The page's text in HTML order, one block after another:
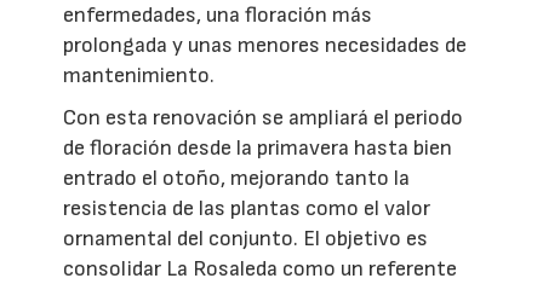
enfermedades, una floración más
prolongada y unas menores necesidades de
mantenimiento.
Con esta renovación se ampliará el periodo
de floración desde la primavera hasta bien
entrado el otoño, mejorando tanto la
resistencia de las plantas como el valor
ornamental del conjunto. El objetivo es
consolidar La Rosaleda como un referente